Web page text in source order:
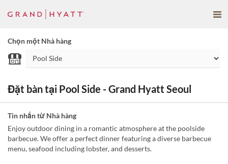
Chọn một Nhà hàng
Đặt bàn tại Pool Side - Grand Hyatt Seoul
Tin nhắn từ Nhà hàng
Enjoy outdoor dining in a romantic atmosphere at the poolside
barbecue. We offer a perfect dinner featuring a diverse barbecue
menu, seafood including lobster, and desserts.